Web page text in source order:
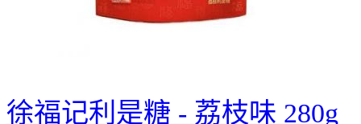
徐福记利是糖 - 荔枝味 280g